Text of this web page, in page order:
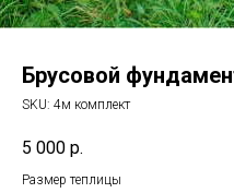
Брусовой
SKU: 4м комплект
5 000 р.
Размер теплицы